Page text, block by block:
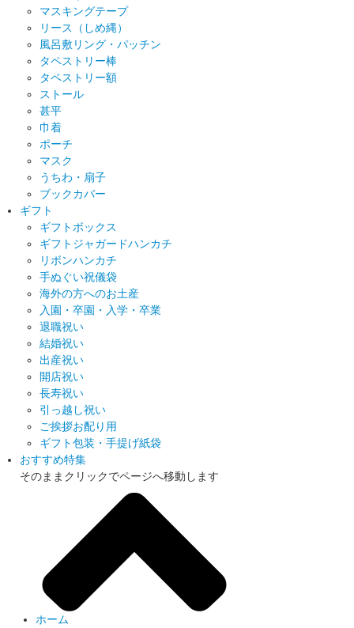
マスキングテープ
リース（しめ縄）
風呂敷リング・パッチン
タペストリー棒
タペストリー額
ストール
甚平
巾着
ポーチ
マスク
うちわ・扇子
ブックカバー
ギフト
ギフトボックス
ギフトジャガードハンカチ
リボンハンカチ
手ぬぐい祝儀袋
海外の方へのお土産
入園・卒園・入学・卒業
退職祝い
結婚祝い
出産祝い
開店祝い
長寿祝い
引っ越し祝い
ご挨拶お配り用
ギフト包装・手提げ紙袋
おすすめ特集
そのままクリックでページへ移動します
ホーム